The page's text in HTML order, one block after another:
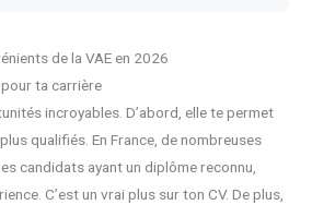
de la VAE en 2026
ta carrière
incroyables. D’abord, elle te permet
qualifiés. En France, de nombreuses
candidats ayant un diplôme reconnu,
C’est un vrai plus sur ton CV. De plus,